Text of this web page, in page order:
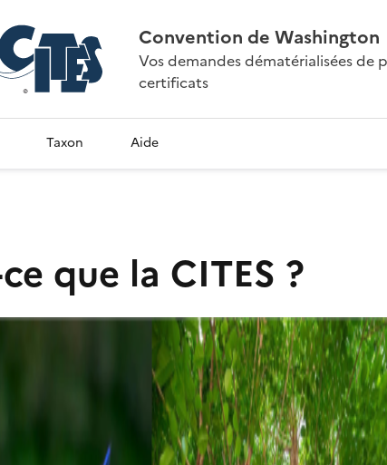
Convention de Washington
Vos demandes dématérialisées de
certificats
Taxon Aide
que la CITES ?